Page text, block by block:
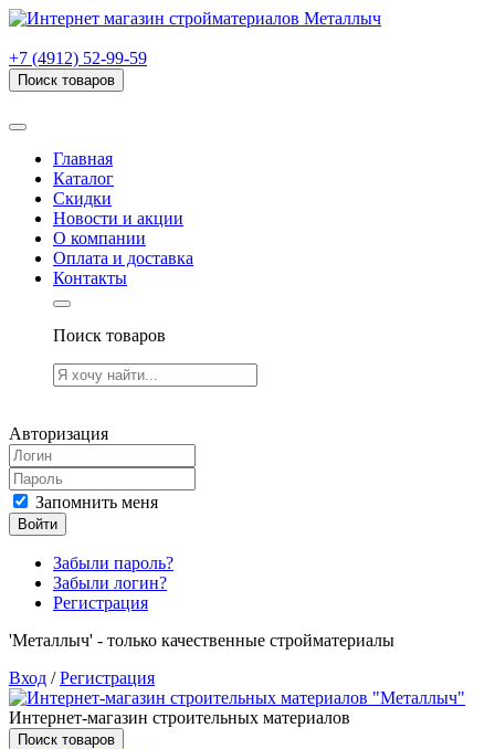
+7 (4912) 52-99-59
Поиск товаров
Главная
Каталог
Скидки
Новости и акции
О компании
Оплата и доставка
Контакты
Поиск товаров
Авторизация
Запомнить меня
Войти
Забыли пароль?
Забыли логин?
Регистрация
'Металлыч' - только качественные стройматериалы
Вход /Регистрация
Интернет-магазин строительных материалов
Поиск товаров